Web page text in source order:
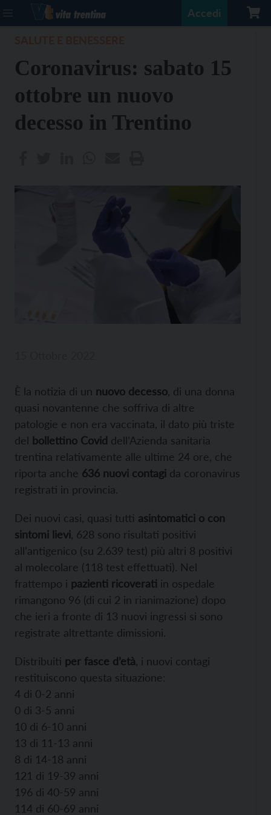
Accedi
Coronavirus: sabato 15
ottobre un nuovo
decesso in Trentino
È la notizia di un nuovo decesso , di una donna
quasi novantenne che soffriva di altre
patologie e non era vaccinata, il dato più triste
del bollettino Covid dell’Azienda sanitaria
trentina relativamente alle ultime 24 ore, che
riporta anche 636 nuovi contagi da coronavirus
registrati in provincia.
Dei nuovi casi, quasi tutti asintomatici o con
sintomi lievi , 628 sono risultati positivi
all’antigenico (su 2.639 test) più altri 8 positivi
al molecolare (118 test effettuati). Nel
frattempo i pazienti ricoverati in ospedale
rimangono 96 (di cui 2 in rianimazione) dopo
che ieri a fronte di 13 nuovi ingressi si sono
registrate altrettante dimissioni.
Distribuiti per fasce d’età , i nuovi contagi
restituiscono questa situazione:
4 di 0-2 anni
0 di 3-5 anni
10 di 6-10 anni
13 di 11-13 anni
8 di 14-18 anni
121 di 19-39 anni
196 di 40-59 anni
114 di 60-69 anni